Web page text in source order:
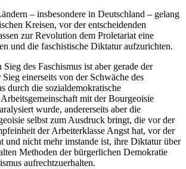
– insbesondere in Deutschland – gelang
Kreisen, vor der entscheidenden
zur Revolution dem Proletariat eine
und die faschistische Diktatur aufzurichten.
des Faschismus ist aber gerade der
einerseits von der Schwäche des
durch die sozialdemokratische
mit der Bourgeoisie
wurde, andererseits aber die
selbst zum Ausdruck bringt, die vor der
der Arbeiterklasse Angst hat, vor der
und nicht mehr imstande ist, ihre Diktatur über
Methoden der bürgerlichen Demokratie
aufrechtzuerhalten.